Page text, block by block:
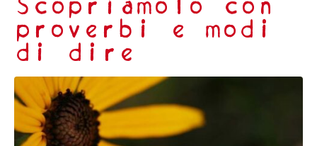
proverbi e modi
di dire